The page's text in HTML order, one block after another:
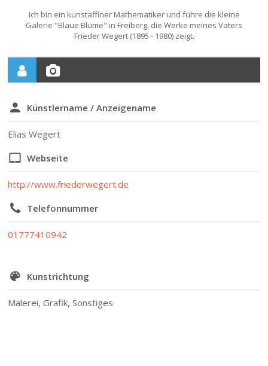
Ich bin ein kunstaffiner Mathematiker und führe die kleine
Galerie "Blaue Blume" in Freiberg, die Werke meines Vaters
Frieder Wegert (1895 - 1980) zeigt.
Künstlername / Anzeigename
Elias Wegert
Webseite
http://www.friederwegert.de
Telefonnummer
01777410942
Kunstrichtung
Malerei, Grafik, Sonstiges